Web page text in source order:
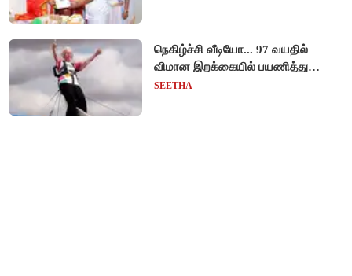
நெகிழ்ச்சி வீடியோ... 97 வயதில்
விமான இறக்கையில் பயணித்து
கின்னஸ் சாதனை படைத்த பிரிட்டன்
SEETHA